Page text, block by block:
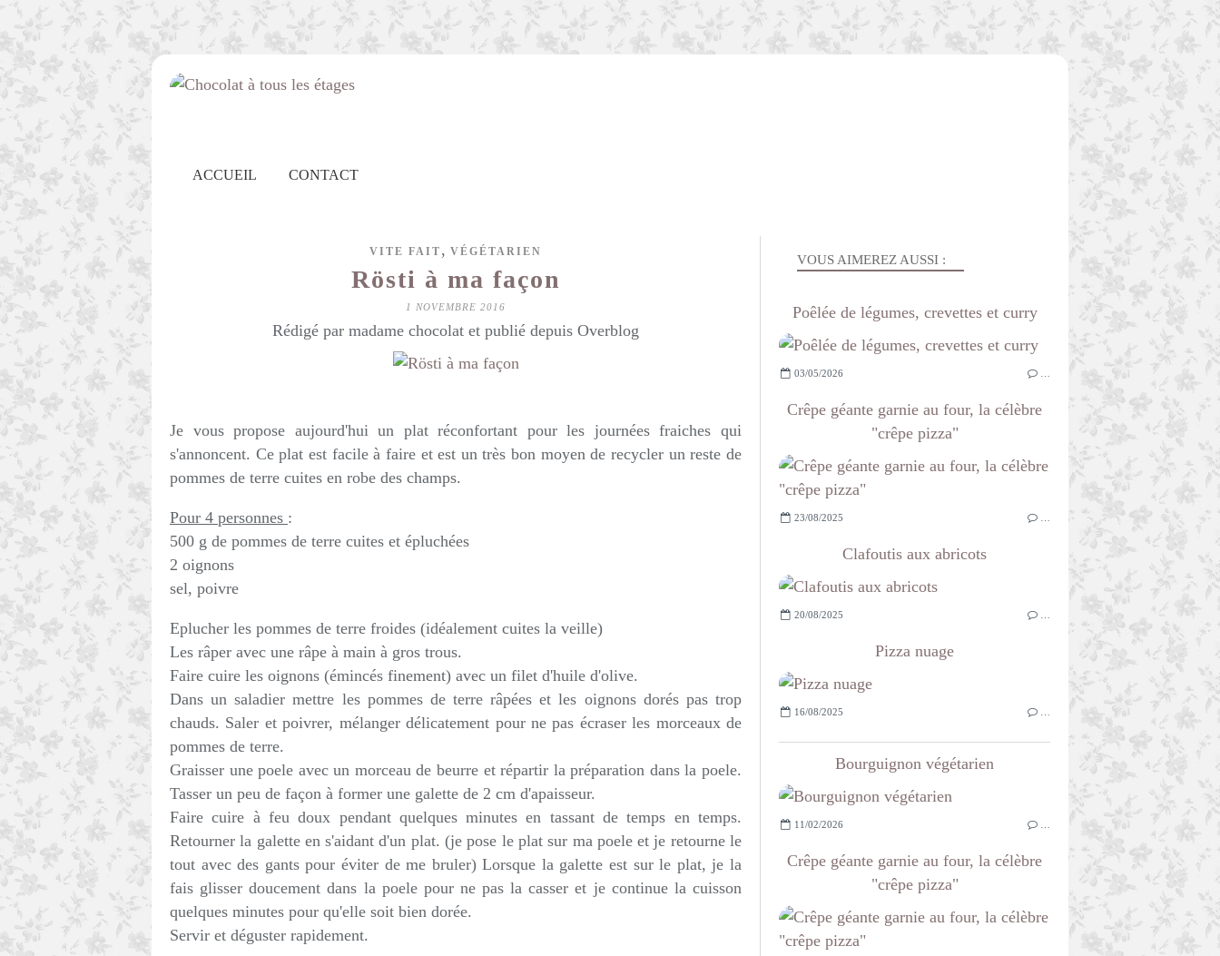
ACCUEIL CONTACT
VITE FAIT , VÉGÉTARIEN
Rösti à ma façon
1 NOVEMBRE 2016
Rédigé par madame chocolat et publié depuis Overblog
Je vous propose aujourd'hui un plat réconfortant pour les journées fraiches qui
s'annoncent. Ce plat est facile à faire et est un très bon moyen de recycler un reste de
pommes de terre cuites en robe des champs.
Pour 4 personnes :
500 g de pommes de terre cuites et épluchées
2 oignons
sel, poivre
Eplucher les pommes de terre froides (idéalement cuites la veille)
Les râper avec une râpe à main à gros trous.
Faire cuire les oignons (émincés finement) avec un filet d'huile d'olive.
Dans un saladier mettre les pommes de terre râpées et les oignons dorés pas trop
chauds. Saler et poivrer, mélanger délicatement pour ne pas écraser les morceaux de
pommes de terre.
Graisser une poele avec un morceau de beurre et répartir la préparation dans la poele.
Tasser un peu de façon à former une galette de 2 cm d'apaisseur.
Faire cuire à feu doux pendant quelques minutes en tassant de temps en temps.
Retourner la galette en s'aidant d'un plat. (je pose le plat sur ma poele et je retourne le
tout avec des gants pour éviter de me bruler) Lorsque la galette est sur le plat, je la
fais glisser doucement dans la poele pour ne pas la casser et je continue la cuisson
quelques minutes pour qu'elle soit bien dorée.
Servir et déguster rapidement.
VOUS AIMEREZ AUSSI :
Poêlée de légumes, crevettes et curry
03/05/2026
Crêpe géante garnie au four, la célèbre
"crêpe pizza"
23/08/2025
Clafoutis aux abricots
20/08/2025
Pizza nuage
16/08/2025
Bourguignon végétarien
11/02/2026
Crêpe géante garnie au four, la célèbre
"crêpe pizza"